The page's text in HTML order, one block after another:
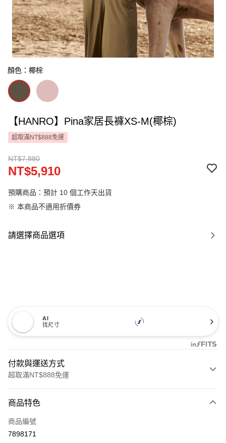
顏色：椰棕
【HANRO】Pina家居長褲XS-M(椰棕)
超取滿NT$888免運
NT$7,880
NT$5,910
預購商品：預計 10 個工作天出貨
※ 本商品不適用折價券
請選擇商品選項
AI
找尺寸
付款與運送方式
超取滿NT$888免運
信用卡一次付款
信用卡分期付款
商品特色
商品編號
7898171